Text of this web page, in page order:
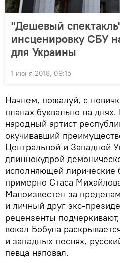
"Дешевый
инсценировку СБУ
для Украины
1 июня 2018, 09:15
Начнем, пожалуй, с
планах буквально на
народный артист
окучивавший
Центральной и Западной
длиннокудрой
исполняющей лирические
примерно Стаса
Малоизвестен за
и личный друг экс-
рецензенты
вокал Бобула
и западных песнях,
певца наповал.